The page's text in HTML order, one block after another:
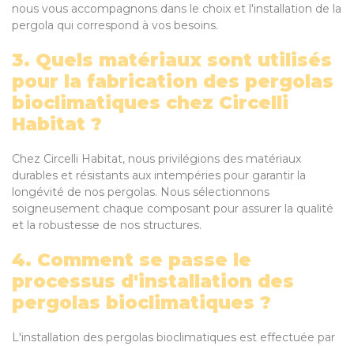
nous vous accompagnons dans le choix et l'installation de la
pergola qui correspond à vos besoins.
3. Quels matériaux sont utilisés
pour la fabrication des pergolas
bioclimatiques chez Circelli
Habitat ?
Chez Circelli Habitat, nous privilégions des matériaux
durables et résistants aux intempéries pour garantir la
longévité de nos pergolas. Nous sélectionnons
soigneusement chaque composant pour assurer la qualité
et la robustesse de nos structures.
4. Comment se passe le
processus d'installation des
pergolas bioclimatiques ?
L'installation des pergolas bioclimatiques est effectuée par